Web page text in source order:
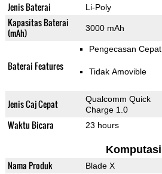
Jenis Baterai Li-Poly
Kapasitas Baterai
(mAh)
3000 mAh
Baterai Features
Pengecasan Cepat
Tidak Amovible
Jenis Caj Cepat
Qualcomm Quick
Charge 1.0
Waktu Bicara 23 hours
Komputasi
Nama Produk Blade X